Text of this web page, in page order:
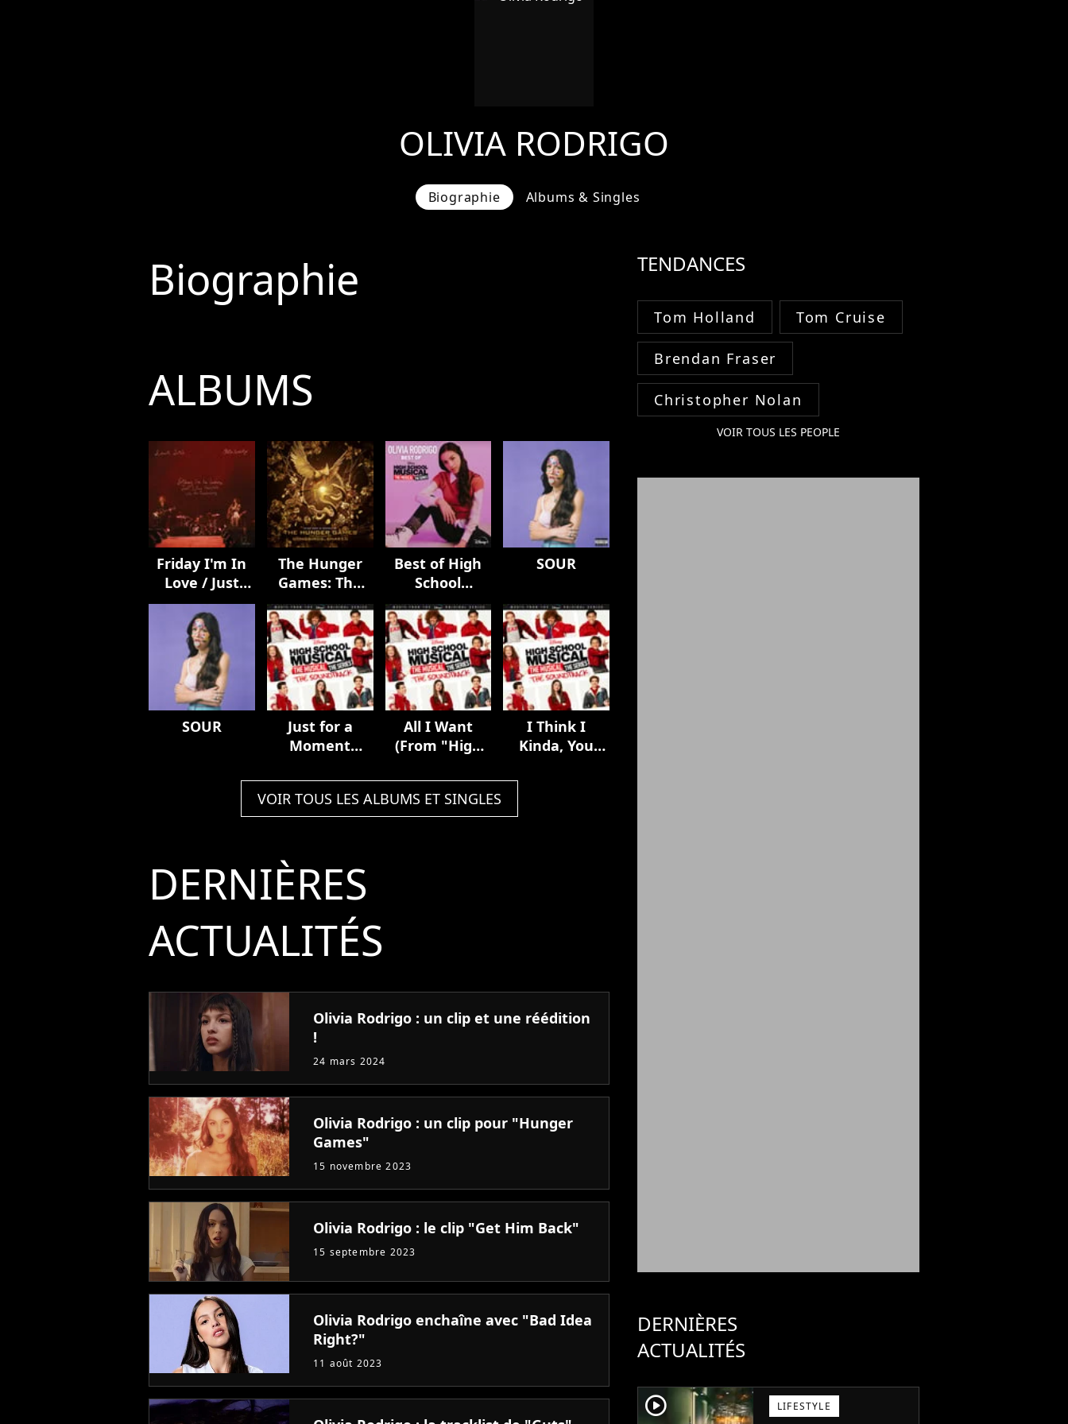
OLIVIA RODRIGO
Biographie Albums & Singles
Biographie
ALBUMS
Friday I'm In
Love / Just
Like Heaven -
Live From
Glastonbury (A
BBC
Recording)
The Hunger
Games: The
Ballad of
Songbirds &
Snakes (Music
From &
Inspired By)
Best of High
School
Musical: The
Musical: The
Series
SOUR
SOUR
Just for a
Moment
School
Musical: The
Musical: The
All I Want
(From "High
Musical: The
Musical: The
Series")
I Think I
Kinda, You
"High School
Musical: The
VOIR TOUS LES ALBUMS ET SINGLES
DERNIÈRES
ACTUALITÉS
Olivia Rodrigo : un clip et une réédition
!
24 mars 2024
Olivia Rodrigo : un clip pour "Hunger
Games"
15 novembre 2023
Olivia Rodrigo : le clip "Get Him Back"
15 septembre 2023
Olivia Rodrigo enchaîne avec "Bad Idea
Right?"
11 août 2023
TENDANCES
Tom Holland Tom Cruise
Brendan Fraser
Christopher Nolan
VOIR TOUS LES PEOPLE
DERNIÈRES
ACTUALITÉS
player2 LIFESTYLE